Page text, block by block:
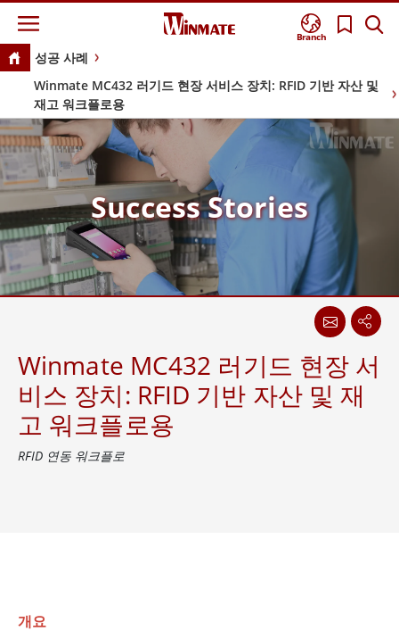
Branch
성공 사례
Winmate MC432 러기드 현장 서비스 장치: RFID 기반 자산 및
재고 워크플로용
Success Stories
Winmate MC432 러기드 현장 서
비스 장치: RFID 기반 자산 및 재
고 워크플로용
RFID 연동 워크플로
개요